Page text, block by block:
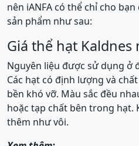
nên iANFA có thể chỉ cho
sản phẩm như sau:
Giá thể hạt Kaldnes
Nguyên liệu được sử dụng ở
Các hạt có định lượng và
bền khó vỡ. Màu sắc đều
hoặc tạp chất bên trong hạt.
thêm như vôi.